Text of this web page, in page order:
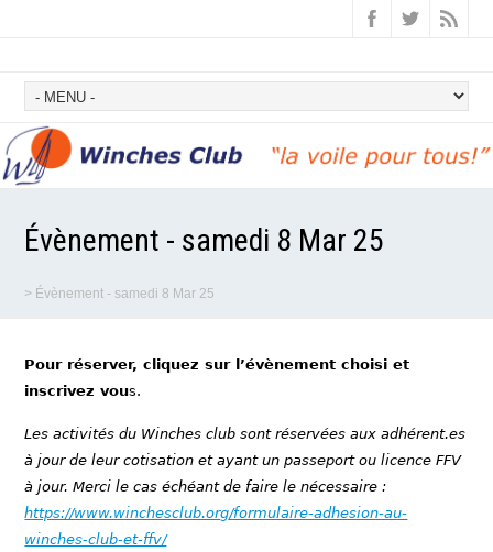
Évènement - samedi 8 Mar 25
> Évènement - samedi 8 Mar 25
Pour réserver, cliquez sur l’évènement choisi et
inscrivez vous.
Les activités du Winches club sont réservées aux adhérent.es
à jour de leur cotisation et ayant un passeport ou licence FFV
à jour. Merci le cas échéant de faire le nécessaire :
https://www.winchesclub.org/formulaire-adhesion-au-
winches-club-et-ffv/